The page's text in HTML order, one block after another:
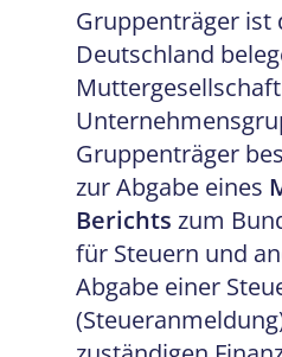
Gruppenträger ist
Deutschland
Gruppenträger
zur Abgabe eines
Berichts zum
für Steuern und
Abgabe einer